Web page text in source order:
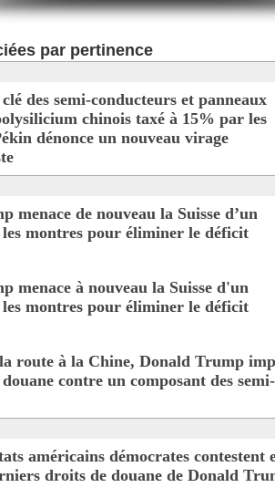
par pertinence
des semi-conducteurs et panneaux
chinois taxé à 15% par les
dénonce un nouveau virage
menace de nouveau la Suisse d’un
montres pour éliminer le déficit
menace à nouveau la Suisse d'un
montres pour éliminer le déficit
route à la Chine, Donald Trump
contre un composant des semi-
américains démocrates contestent
droits de douane de Donald